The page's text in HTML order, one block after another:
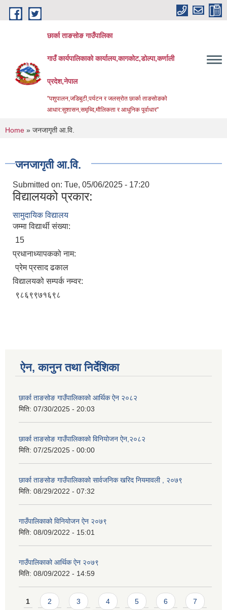
Skip to main content
छार्का ताङसोङ गाउँपालिका
गाउँ कार्यपालिकाको कार्यालय,कागकोट,डोल्पा,कर्णाली
प्रदेश,नेपाल
"पशुपालन,जडिबुटी,पर्यटन र जलस्रोत छार्का ताङसोङको
आधार:सुशासन,समृध्दि,मौलिकता र आधुनिक पूर्वाधार''
You are here
Home » जनजागृती आ.वि.
जनजागृती आ.वि.
Submitted on: Tue, 05/06/2025 - 17:20
विद्यालयको प्रकार:
सामुदायिक विद्यालय
जम्मा विद्यार्थी संख्या:
15
प्रधानाध्यापकको नाम:
प्रेम प्रसाद ढकाल
विद्यालयको सम्पर्क नम्वर:
९८६९९७१६९८
ऐन, कानुन तथा निर्देशिका
छार्का ताङसोङ गाउँपालिकाको आर्थिक ऐन २०८२
मिति: 07/30/2025 - 20:03
छार्का ताङसोङ गाउँपालिकाको विनियोजन ऐन,२०८२
मिति: 07/25/2025 - 00:00
छार्का ताङसोङ गाउँपालिकाको सार्वजनिक खरिद नियमावली , २०७९
मिति: 08/29/2022 - 07:32
गाउँपालिकाको विनियोजन ऐन २०७९
मिति: 08/09/2022 - 15:01
गाउँपालिकाको आर्थिक ऐन २०७९
मिति: 08/09/2022 - 14:59
Pages
1 2 3 4 5 6 7